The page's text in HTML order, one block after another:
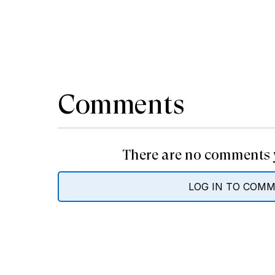
Comments
There are no comments
LOG IN TO